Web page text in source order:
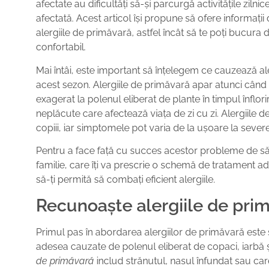
afectate au dificultăți să-și parcurgă activitățile
afectată. Acest articol își propune să ofere
alergiile de primăvară, astfel încât să te poți bucura
confortabil.
Mai întâi, este important să înțelegem ce cauzează
acest sezon. Alergiile de primăvară apar atunci
exagerat la polenul eliberat de plante în timpul
neplăcute care afectează viața de zi cu zi. Alergiile
copiii, iar simptomele pot varia de la ușoare la
Pentru a face față cu succes acestor probleme de
familie, care îți va prescrie o schemă de tratament
să-ți permită să combați eficient alergiile.
Recunoaște alergiile de
Primul pas în abordarea alergiilor de primăvară
adesea cauzate de polenul eliberat de copaci, iarbă
de primăvară includ strănutul, nasul înfundat sau